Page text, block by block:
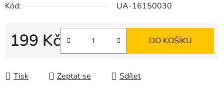
Kód:
UA-16150030
199 Kč DO KOŠÍKU
Tisk Zeptat se Sdílet